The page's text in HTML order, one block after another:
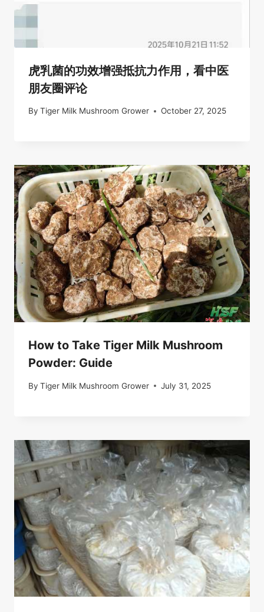
虎乳菌的功效增强抵抗力作用，看中医
朋友圈评论
By Tiger Milk Mushroom Grower October 27, 2025
How to Take Tiger Milk Mushroom
Powder: Guide
By Tiger Milk Mushroom Grower July 31, 2025